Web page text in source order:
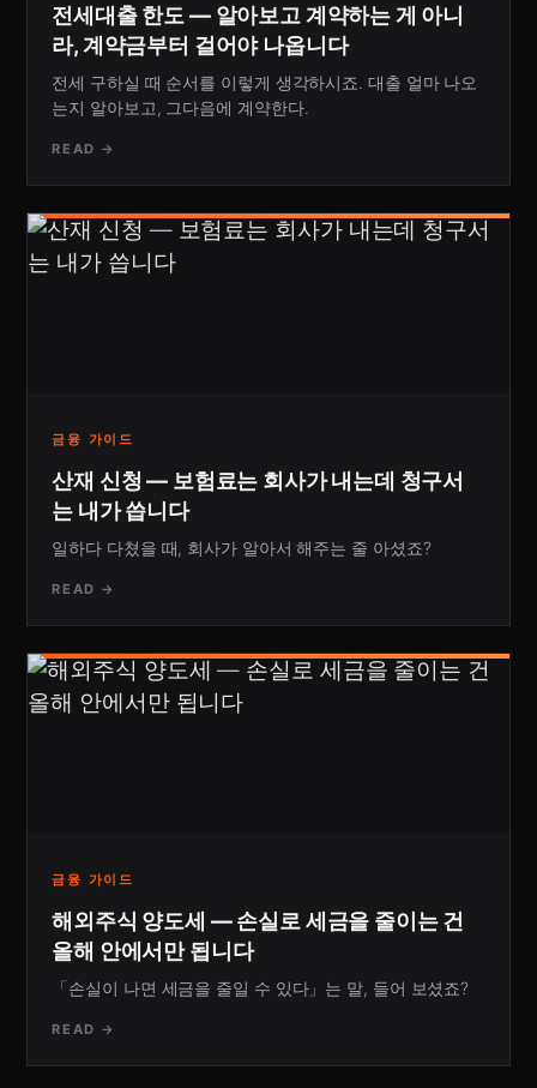
전세대출 한도 — 알아보고 계약하는 게 아니
라, 계약금부터 걸어야 나옵니다
전세 구하실 때 순서를 이렇게 생각하시죠. 대출 얼마 나오
는지 알아보고, 그다음에 계약한다.
READ →
금융 가이드
산재 신청 — 보험료는 회사가 내는데 청구서
는 내가 씁니다
일하다 다쳤을 때, 회사가 알아서 해주는 줄 아셨죠?
READ →
금융 가이드
해외주식 양도세 — 손실로 세금을 줄이는 건
올해 안에서만 됩니다
「손실이 나면 세금을 줄일 수 있다」는 말, 들어 보셨죠?
READ →